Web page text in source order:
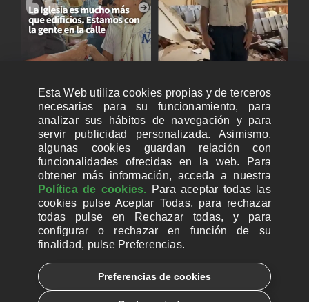
CUENTAS BANCARIAS PARA DONAR
Esta Web utiliza cookies propias y de terceros
necesarias para su funcionamiento, para
analizar sus hábitos de navegación y para
servir publicidad personalizada. Asimismo,
algunas cookies guardan relación con
funcionalidades ofrecidas en la web. Para
obtener más información, acceda a nuestra
Política de cookies. Para aceptar todas las
cookies pulse Aceptar Todas, para rechazar
todas pulse en Rechazar todas, y para
configurar o rechazar en función de su
finalidad, pulse Preferencias.
Preferencias de cookies